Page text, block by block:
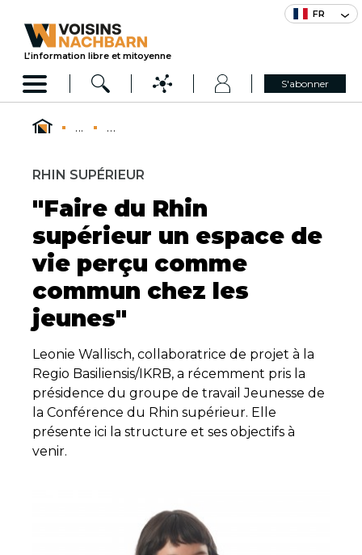
FR
L’information libre et mitoyenne
S'abonner
... ...
RHIN SUPÉRIEUR
"Faire du Rhin
supérieur un espace de
vie perçu comme
commun chez les
jeunes"
Leonie Wallisch, collaboratrice de projet à la
Regio Basiliensis/IKRB, a récemment pris la
présidence du groupe de travail Jeunesse de
la Conférence du Rhin supérieur. Elle
présente ici la structure et ses objectifs à
venir.